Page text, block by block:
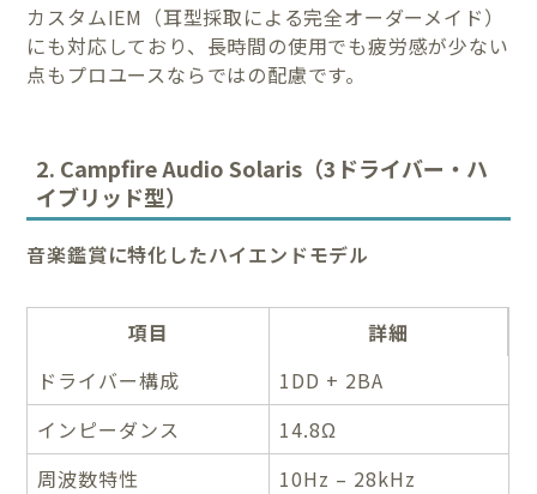
カスタムIEM（耳型採取による完全オーダーメイド）
にも対応しており、長時間の使用でも疲労感が少ない
点もプロユースならではの配慮です。
2. Campfire Audio Solaris（3ドライバー・ハ
イブリッド型）
音楽鑑賞に特化したハイエンドモデル
項目
詳細
ドライバー構成
1DD + 2BA
インピーダンス
14.8Ω
周波数特性
10Hz – 28kHz